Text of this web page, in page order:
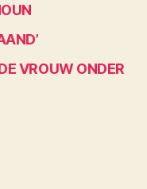
VROUW ONDER